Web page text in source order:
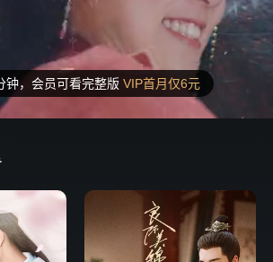
钟，会员可看完整版 VIP首月仅6元